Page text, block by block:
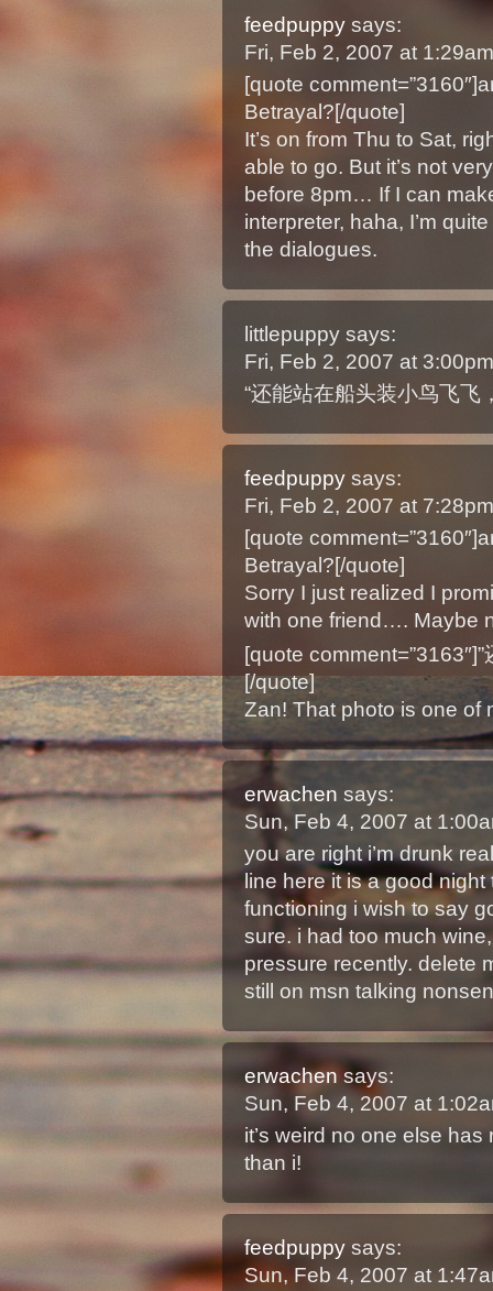
feedpuppy says:
Fri, Feb 2, 2007 at
[quote
Betrayal?[/quote]
It’s on from Thu to Sat,
able to go. But it’s not
before 8pm… If I can
interpreter, haha, I’m
the dialogues.
littlepuppy says:
Fri, Feb 2, 2007 at
“还能站在船头装小鸟飞
feedpuppy says:
Fri, Feb 2, 2007 at
[quote
Betrayal?[/quote]
Sorry I just realized I
with one friend…. Maybe
[quote
[/quote]
Zan! That photo is one of
erwachen says:
Sun, Feb 4, 2007 at
you are right i’m drunk
line here it is a good
functioning i wish to say
sure. i had too much
pressure recently. delete
still on msn talking
erwachen says:
Sun, Feb 4, 2007 at
it’s weird no one else
than i!
feedpuppy says:
Sun, Feb 4, 2007 at